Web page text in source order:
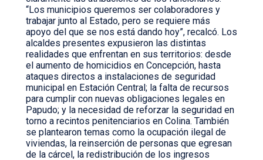
“Los municipios queremos ser colaboradores y
trabajar junto al Estado, pero se requiere más
apoyo del que se nos está dando hoy”, recalcó. Los
alcaldes presentes expusieron las distintas
realidades que enfrentan en sus territorios: desde
el aumento de homicidios en Concepción, hasta
ataques directos a instalaciones de seguridad
municipal en Estación Central; la falta de recursos
para cumplir con nuevas obligaciones legales en
Papudo; y la necesidad de reforzar la seguridad en
torno a recintos penitenciarios en Colina. También
se plantearon temas como la ocupación ilegal de
viviendas, la reinserción de personas que egresan
de la cárcel, la redistribución de los ingresos